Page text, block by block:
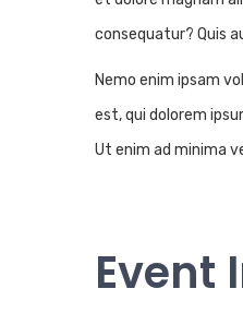
consequatur? Quis
Nemo enim ipsam
est, qui dolorem
Ut enim ad minima
Event